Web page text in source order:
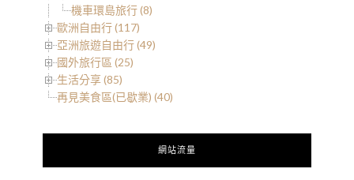
機車環島旅行 (8)
歐洲自由行 (117)
亞洲旅遊自由行 (49)
國外旅行區 (25)
生活分享 (85)
再見美食區(已歇業) (40)
網站流量